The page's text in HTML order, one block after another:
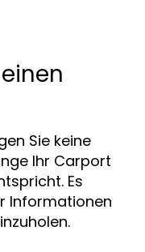
Sie keine
Ihr Carport
Es
Informationen